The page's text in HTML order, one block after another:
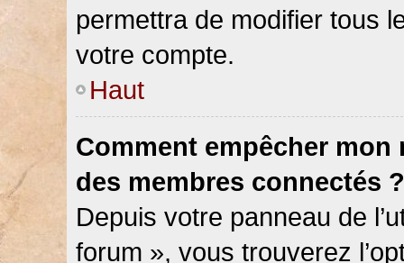
permettra de modifier tous
votre compte.
Haut
Comment empêcher mon
des membres connectés ?
Depuis votre panneau de
forum », vous trouverez